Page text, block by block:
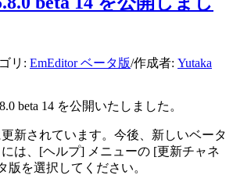
リ: EmEditor ベータ版/作成者: Yutaka
beta 14 を公開いたしました。
新されています。今後、新しいベータ
は、[ヘルプ] メニューの [更新チャネ
版を選択してください。